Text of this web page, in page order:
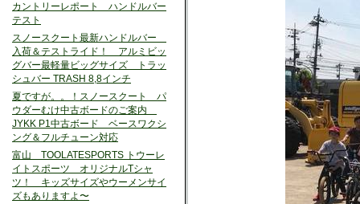
カントリーレポート ハンドルバー
テスト
スノースクート最新ハンドルバー
入荷＆テストライド！ アルミビッ
グバー最軽量ビッグサイズ トラッ
シュバー TRASH 8,8インチ
夏ですが。。！スノースクート パ
ウダーむけ中古ボードのご案内
JYKK P1中古ボード ベースワクシ
ング＆フルチューン対応
富山 TOOLATESPORTS トウーレ
イトスポーツ オリジナルTシャ
ツ！ キッズサイズやウーメンサイ
ズもありますよ〜